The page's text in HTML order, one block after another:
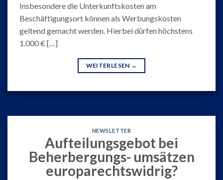
Insbesondere die Unterkunftskosten am
Beschäftigungsort können als Werbungskosten
geltend gemacht werden. Hierbei dürfen höchstens
1.000 € […]
WEITERLESEN →
NEWSLETTER
Aufteilungsgebot bei
Beherbergungs- umsätzen
europarechtswidrig?